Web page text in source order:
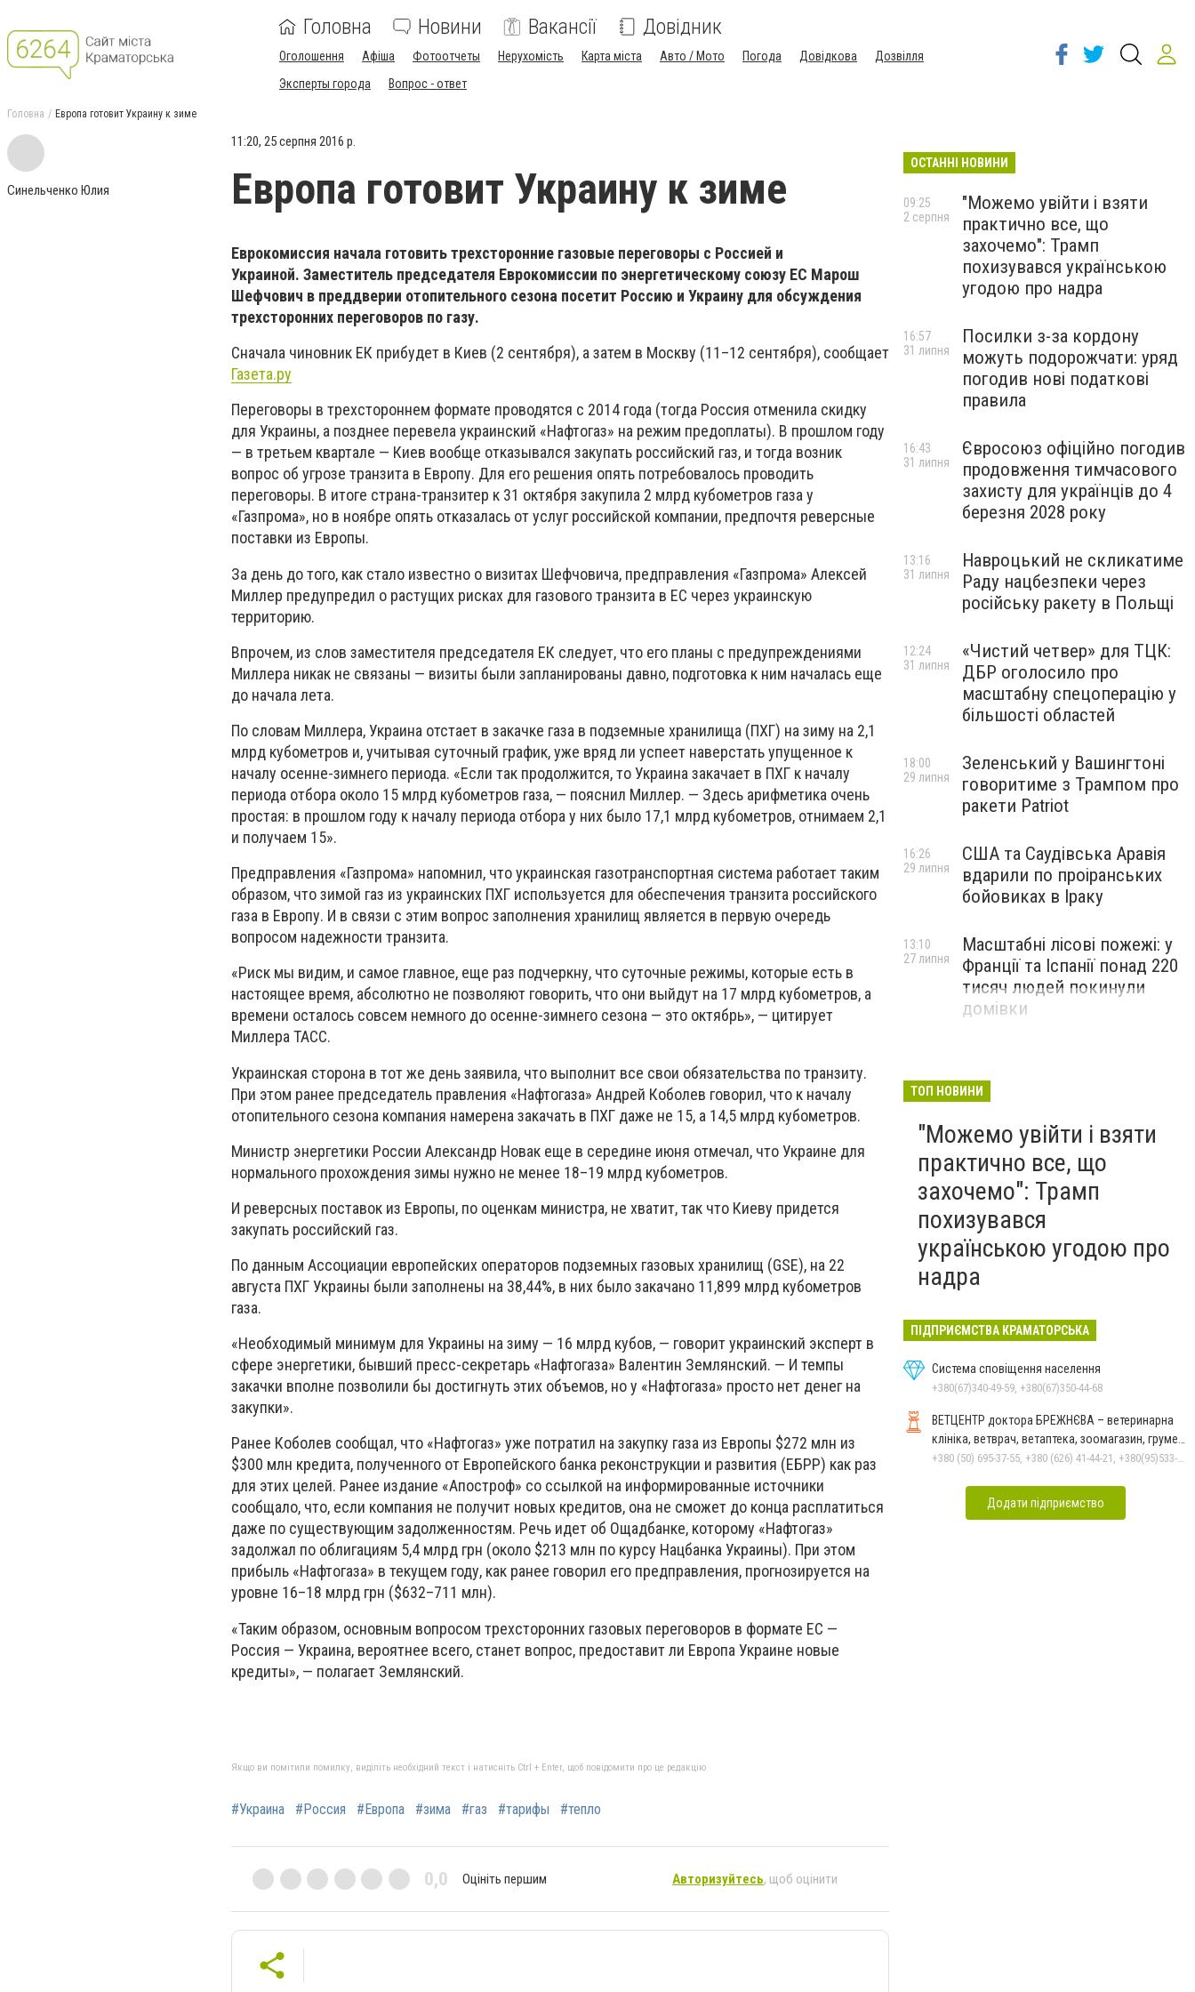
Головна Новини Вакансії Довідник
Оголошення Афіша Фотоотчеты Нерухомість Карта міста Авто / Мото Погода Довідкова
Дозвілля
Эксперты города
Вопрос - ответ
Головна Европа готовит Украину к зиме
Синельченко Юлия
11:20, 25 серпня 2016 р.
Европа готовит Украину к зиме
Еврокомиссия начала готовить трехсторонние газовые переговоры с Россией и
Украиной. Заместитель председателя Еврокомиссии по энергетическому союзу ЕС Марош
Шефчович в преддверии отопительного сезона посетит Россию и Украину для обсуждения
трехсторонних переговоров по газу.
Сначала чиновник ЕК прибудет в Киев (2 сентября), а затем в Москву (11–12 сентября), сообщает
Газета.ру
Переговоры в трехстороннем формате проводятся с 2014 года (тогда Россия отменила скидку
для Украины, а позднее перевела украинский «Нафтогаз» на режим предоплаты). В прошлом году
— в третьем квартале — Киев вообще отказывался закупать российский газ, и тогда возник
вопрос об угрозе транзита в Европу. Для его решения опять потребовалось проводить
переговоры. В итоге страна-транзитер к 31 октября закупила 2 млрд кубометров газа у
«Газпрома», но в ноябре опять отказалась от услуг российской компании, предпочтя реверсные
поставки из Европы.
За день до того, как стало известно о визитах Шефчовича, предправления «Газпрома» Алексей
Миллер предупредил о растущих рисках для газового транзита в ЕС через украинскую
территорию.
Впрочем, из слов заместителя председателя ЕК следует, что его планы с предупреждениями
Миллера никак не связаны — визиты были запланированы давно, подготовка к ним началась еще
до начала лета.
По словам Миллера, Украина отстает в закачке газа в подземные хранилища (ПХГ) на зиму на 2,1
млрд кубометров и, учитывая суточный график, уже вряд ли успеет наверстать упущенное к
началу осенне-зимнего периода. «Если так продолжится, то Украина закачает в ПХГ к началу
периода отбора около 15 млрд кубометров газа, — пояснил Миллер. — Здесь арифметика очень
простая: в прошлом году к началу периода отбора у них было 17,1 млрд кубометров, отнимаем 2,1
и получаем 15».
Предправления «Газпрома» напомнил, что украинская газотранспортная система работает таким
образом, что зимой газ из украинских ПХГ используется для обеспечения транзита российского
газа в Европу. И в связи с этим вопрос заполнения хранилищ является в первую очередь
вопросом надежности транзита.
«Риск мы видим, и самое главное, еще раз подчеркну, что суточные режимы, которые есть в
настоящее время, абсолютно не позволяют говорить, что они выйдут на 17 млрд кубометров, а
времени осталось совсем немного до осенне-зимнего сезона — это октябрь», — цитирует
Миллера ТАСС.
Украинская сторона в тот же день заявила, что выполнит все свои обязательства по транзиту.
При этом ранее председатель правления «Нафтогаза» Андрей Коболев говорил, что к началу
отопительного сезона компания намерена закачать в ПХГ даже не 15, а 14,5 млрд кубометров.
Министр энергетики России Александр Новак еще в середине июня отмечал, что Украине для
нормального прохождения зимы нужно не менее 18–19 млрд кубометров.
И реверсных поставок из Европы, по оценкам министра, не хватит, так что Киеву придется
закупать российский газ.
По данным Ассоциации европейских операторов подземных газовых хранилищ (GSE), на 22
августа ПХГ Украины были заполнены на 38,44%, в них было закачано 11,899 млрд кубометров
газа.
«Необходимый минимум для Украины на зиму — 16 млрд кубов, — говорит украинский эксперт в
сфере энергетики, бывший пресс-секретарь «Нафтогаза» Валентин Землянский. — И темпы
закачки вполне позволили бы достигнуть этих объемов, но у «Нафтогаза» просто нет денег на
закупки».
Ранее Коболев сообщал, что «Нафтогаз» уже потратил на закупку газа из Европы $272 млн из
$300 млн кредита, полученного от Европейского банка реконструкции и развития (ЕБРР) как раз
для этих целей. Ранее издание «Апостроф» со ссылкой на информированные источники
сообщало, что, если компания не получит новых кредитов, она не сможет до конца расплатиться
даже по существующим задолженностям. Речь идет об Ощадбанке, которому «Нафтогаз»
задолжал по облигациям 5,4 млрд грн (около $213 млн по курсу Нацбанка Украины). При этом
прибыль «Нафтогаза» в текущем году, как ранее говорил его предправления, прогнозируется на
уровне 16–18 млрд грн ($632–711 млн).
«Таким образом, основным вопросом трехсторонних газовых переговоров в формате ЕС —
Россия — Украина, вероятнее всего, станет вопрос, предоставит ли Европа Украине новые
кредиты», — полагает Землянский.
Якщо ви помітили помилку, виділіть необхідний текст і натисніть Ctrl + Enter, щоб повідомити про це редакцію
#Украина #Россия #Европа #зима #газ #тарифы #тепло
0,0 Оцініть першим Авторизуйтесь, щоб оцінити
ОСТАННІ НОВИНИ
"Можемо увійти і взяти
практично все, що
захочемо": Трамп
похизувався українською
угодою про надра
09:25
2 серпня
Посилки з-за кордону
можуть подорожчати: уряд
погодив нові податкові
правила
16:57
31 липня
Євросоюз офіційно погодив
продовження тимчасового
захисту для українців до 4
березня 2028 року
16:43
31 липня
Навроцький не скликатиме
Раду нацбезпеки через
російську ракету в Польщі
13:16
31 липня
«Чистий четвер» для ТЦК:
ДБР оголосило про
масштабну спецоперацію у
більшості областей
12:24
31 липня
Зеленський у Вашингтоні
говоритиме з Трампом про
ракети Patriot
18:00
29 липня
США та Саудівська Аравія
вдарили по проіранських
бойовиках в Іраку
16:26
29 липня
Масштабні лісові пожежі: у
Франції та Іспанії понад 220
тисяч людей покинули
домівки
13:10
27 липня
ТОП НОВИНИ
"Можемо увійти і взяти
практично все, що
захочемо": Трамп
похизувався
українською угодою про
надра
ПІДПРИЄМСТВА КРАМАТОРСЬКА
Система сповіщення населення
+380(67)340-49-59, +380(67)350-44-68
ВЕТЦЕНТР доктора БРЕЖНЄВА – ветеринарна
клініка, ветврач, ветаптека, зоомагазин, грумер,
стрижки.
+380 (50) 695-37-55, +380 (626) 41-44-21, +380(95)533-90-03
Додати підприємство